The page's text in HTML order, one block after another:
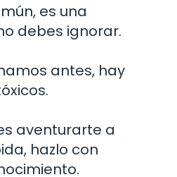
es una
debes ignorar.
antes, hay
aventurarte a
hazlo con